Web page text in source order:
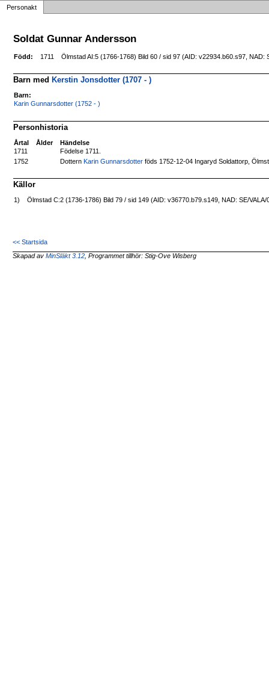
Personakt
Soldat Gunnar Andersson
Född: 1711 Ölmstad AI:5 (1766-1768) Bild 60 / sid 97 (AID: v22934.b60.s97, NAD:
Barn med Kerstin Jonsdotter (1707 - )
Barn:
Karin Gunnarsdotter (1752 - )
Personhistoria
Årtal Ålder
Händelse
1711
Födelse 1711.
1752
DotternKarin Gunnarsdotter föds 1752-12-04 Ingaryd Soldattorp,
Källor
1) Ölmstad C:2 (1736-1786) Bild 79 / sid 149 (AID: v36770.b79.s149, NAD: SE/VALA/
<< Startsida
Skapad avMinSläkt 3.12 , Programmet tillhör: Stig-Ove Wisberg